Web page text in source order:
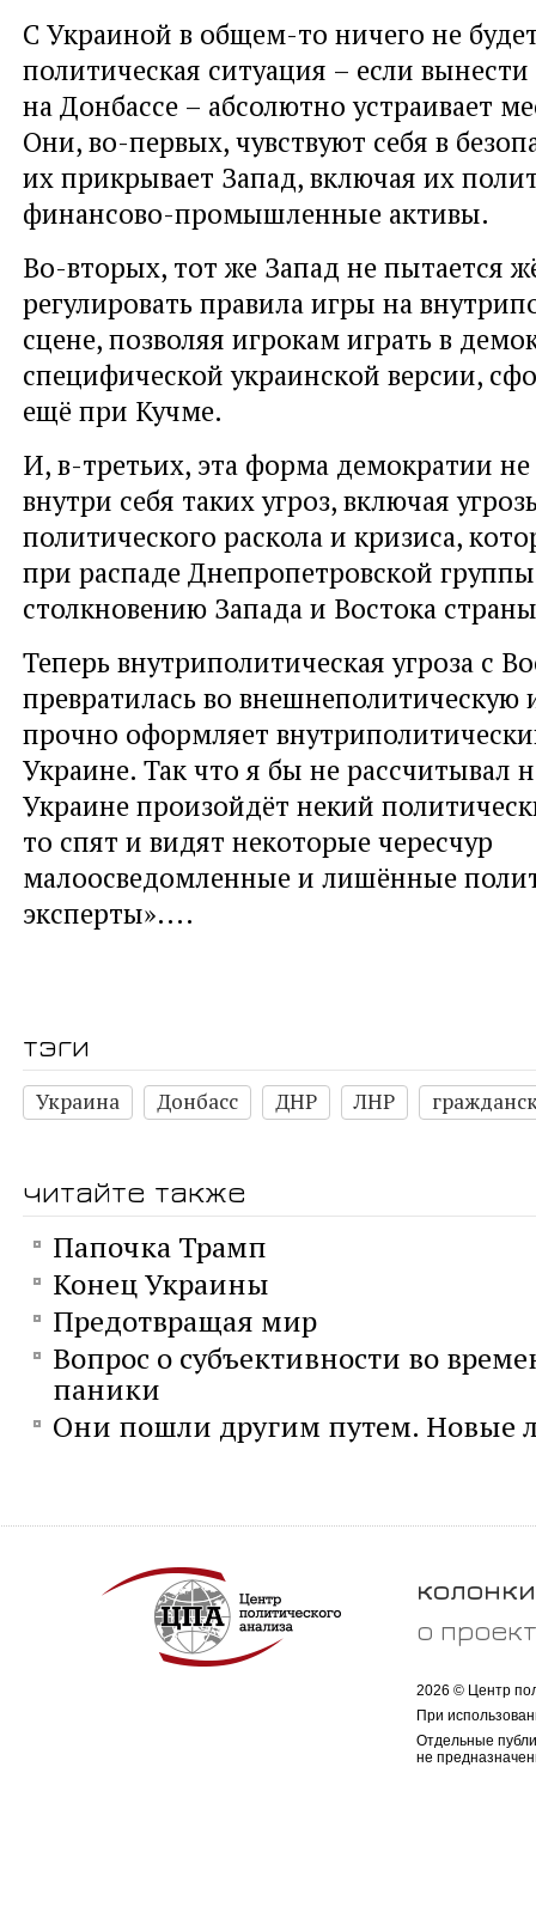
С Украиной в общем-то ничего не
политическая ситуация – если
на Донбассе – абсолютно устраивает
Они, во-первых, чувствуют себя в
их прикрывает Запад, включая их
финансово-промышленные активы.
Во-вторых, тот же Запад не пытается
регулировать правила игры на
сцене, позволяя игрокам играть в
специфической украинской версии,
ещё при Кучме.
И, в-третьих, эта форма демократии не
внутри себя таких угроз, включая
политического раскола и кризиса,
при распаде Днепропетровской
столкновению Запада и Востока
Теперь внутриполитическая угроза с
превратилась во внешнеполитическую
прочно оформляет
Украине. Так что я бы не рассчитывал
Украине произойдёт некий
то спят и видят некоторые чересчур
малоосведомленные и лишённые
эксперты»....
тэги
Украина Донбасс ДНР ЛНР
читайте также
Папочка Трамп
Конец Украины
Предотвращая мир
Вопрос о субъективности во
паники
Они пошли другим путем. Новые
колонки
о
2026 © Центр
При
Отдельные
не